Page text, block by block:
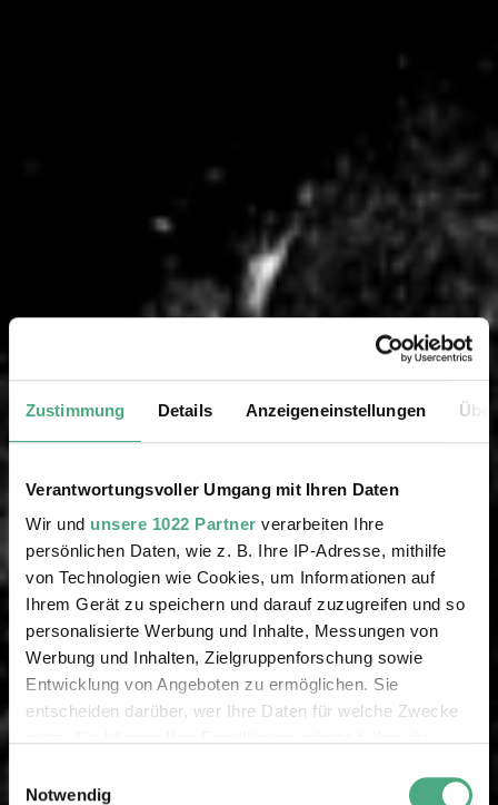
Zustimmung Details Anzeigeneinstellungen
Verantwortungsvoller Umgang mit Ihren Daten
Wir und unsere 1022 Partner verarbeiten Ihre
persönlichen Daten, wie z. B. Ihre IP-Adresse, mithilfe
von Technologien wie Cookies, um Informationen auf
Ihrem Gerät zu speichern und darauf zuzugreifen und so
personalisierte Werbung und Inhalte, Messungen von
Werbung und Inhalten, Zielgruppenforschung sowie
Entwicklung von Angeboten zu ermöglichen. Sie
entscheiden darüber, wer Ihre Daten für welche Zwecke
Trigger Symbol ändern oder widerrufen
Notwendig